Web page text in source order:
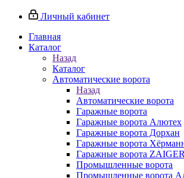
Личный кабинет
Главная
Каталог
Назад
Каталог
Автоматические ворота
Назад
Автоматические ворота
Гаражные ворота
Гаражные ворота Алютех
Гаражные ворота Дорхан
Гаражные ворота
Гаражные ворота ZAIGER
Промышленные ворота
Промышленные ворота